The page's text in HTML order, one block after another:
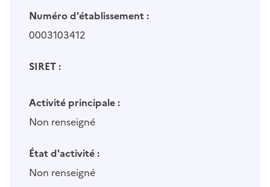
Numéro d'établissement :
0003103412
SIRET :
Activité principale :
Non renseigné
État d'activité :
Non renseigné